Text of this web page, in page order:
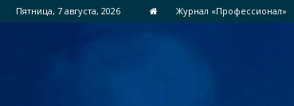
Пятница, 7 августа, 2026 Журнал «Профессионал»